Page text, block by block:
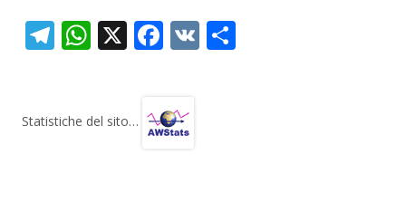
T
gr
W
s
X F
b
V
Statistiche del sito…